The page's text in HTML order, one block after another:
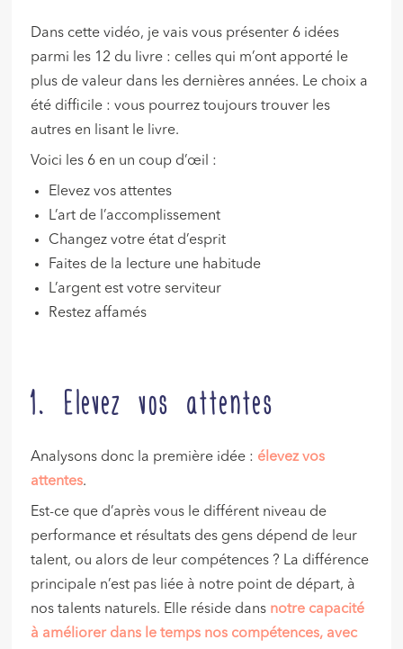
Dans cette vidéo, je vais vous présenter 6 idées
parmi les 12 du livre : celles qui m’ont apporté le
plus de valeur dans les dernières années. Le choix a
été difficile : vous pourrez toujours trouver les
autres en lisant le livre.
Voici les 6 en un coup d’œil :
Elevez vos attentes
L’art de l’accomplissement
Changez votre état d’esprit
Faites de la lecture une habitude
L’argent est votre serviteur
Restez affamés
1. Elevez vos attentes
Analysons donc la première idée : élevez vos
attentes.
Est-ce que d’après vous le différent niveau de
performance et résultats des gens dépend de leur
talent, ou alors de leur compétences ? La différence
principale n’est pas liée à notre point de départ, à
nos talents naturels. Elle réside dans notre capacité
à améliorer dans le temps nos compétences, avec